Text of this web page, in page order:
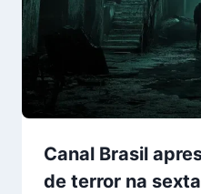
Canal Brasil
de terror na